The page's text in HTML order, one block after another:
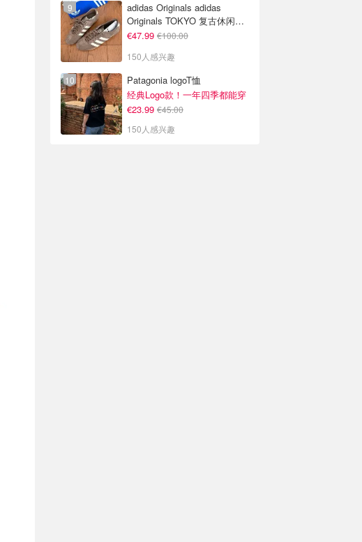
adidas Originals adidas
Originals TOKYO 复古休闲鞋
深棕色
€47.99 €100.00
150人感兴趣
Patagonia logoT恤
经典Logo款！一年四季都能穿
€23.99 €45.00
150人感兴趣